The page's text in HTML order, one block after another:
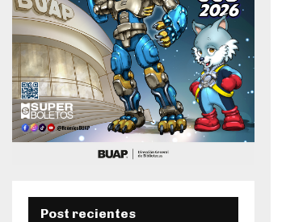
Post recientes